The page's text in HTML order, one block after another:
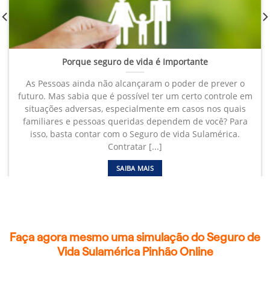
Porque seguro de vida é Importante
As Pessoas ainda não alcançaram o poder de prever o
futuro. Mas sabia que é possível ter um certo controle em
situações adversas, especialmente em casos nos quais
familiares e pessoas queridas dependem de você? Para
isso, basta contar com o Seguro de vida Sulamérica.
Contratar [...]
SAIBA MAIS
Faça agora mesmo uma simulação do Seguro de
Vida Sulamérica Pinhão Online